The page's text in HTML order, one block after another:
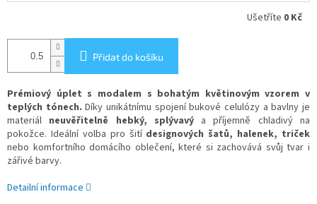
Ušetříte 0 Kč
Přidat do košíku
Prémiový úplet s modalem s bohatým květinovým vzorem v
teplých tónech. Díky unikátnímu spojení bukové celulózy a bavlny je
materiál neuvěřitelně hebký, splývavýa příjemně chladivý na
pokožce. Ideální volba pro šití designových šatů, halenek, triček
nebo komfortního domácího oblečení, které si zachovává svůj tvar i
zářivé barvy.
Detailní informace